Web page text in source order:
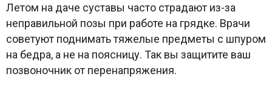
Летом на даче суставы часто страдают из-за
неправильной позы при работе на грядке. Врачи
советуют поднимать тяжелые предметы с шпуром
на бедра, а не на поясницу. Так вы защитите ваш
позвоночник от перенапряжения.